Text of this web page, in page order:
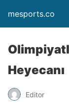
mesports.co
Heyecanı
Editor